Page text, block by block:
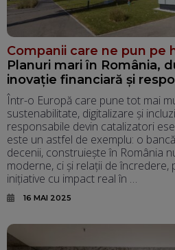
Companii care ne pun pe
Planuri mari în România,
inovație financiară și
Într-o Europă care pune tot mai
sustenabilitate, digitalizare și
responsabile devin catalizatori
este un astfel de exemplu: o
decenii, construiește în România
moderne, ci și relații de
inițiative cu impact real în …
16 MAI 2025